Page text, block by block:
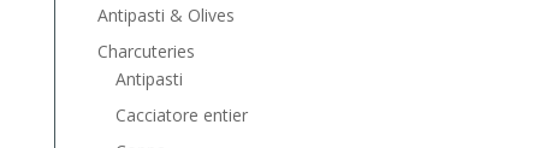
Antipasti & Olives
Charcuteries
Antipasti
Cacciatore entier